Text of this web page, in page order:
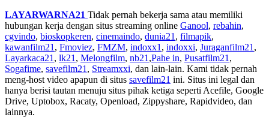
LAYARWARNA21 Tidak pernah bekerja sama atau memiliki
hubungan kerja dengan situs streaming online Ganool, rebahin,
cgvindo, bioskopkeren, cinemaindo, dunia21 , filmapik,
kawanfilm21 , Fmoviez, FMZM, indoxx1 , indoxxi, Juraganfilm21 ,
Layarkaca21 , lk21 , Melongfilm, nb21 ,Pahe in, Pusatfilm21 ,
Sogafime, savefilm21 , Streamxxi, dan lain-lain. Kami tidak pernah
meng-host video apapun di situs savefilm21 ini. Situs ini legal dan
hanya berisi tautan menuju situs pihak ketiga seperti Acefile, Google
Drive, Uptobox, Racaty, Openload, Zippyshare, Rapidvideo, dan
lainnya.